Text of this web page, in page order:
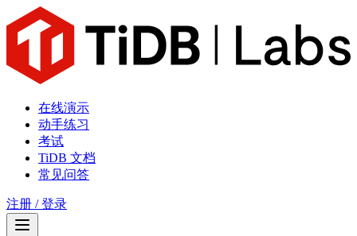
在线演示
动手练习
考试
TiDB 文档
常见问答
注册 / 登录